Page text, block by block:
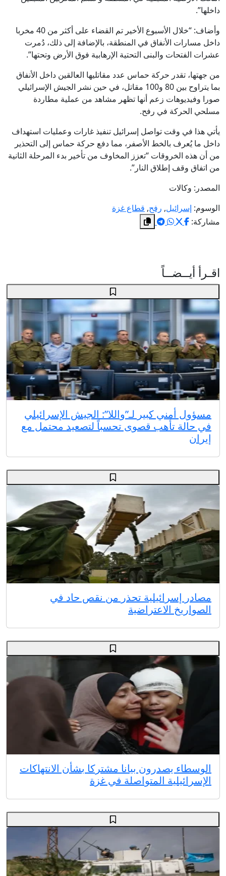
داخلها”.
وأضاف: “خلال الأسبوع الأخير تم القضاء على أكثر من 40 مخربا
داخل مسارات الأنفاق في المنطقة، بالإضافة إلى ذلك، دُمرت
عشرات الفتحات والبنى التحتية الإرهابية فوق الأرض وتحتها”.
من جهتها، تقدر حركة حماس عدد مقاتليها العالقين داخل الأنفاق
بما يتراوح بين 80 و100 مقاتل، في حين نشر الجيش الإسرائيلي
صورا وفيديوهات زعم أنها تظهر مشاهد من عملية مطاردة
مسلحي الحركة في رفح.
يأتي هذا في وقت تواصل إسرائيل تنفيذ غارات وعمليات استهداف
داخل ما يُعرف بالخط الأصفر، مما دفع حركة حماس إلى التحذير
من أن هذه الخروقات “تعزز المخاوف من تأخير بدء المرحلة الثانية
من اتفاق وقف إطلاق النار”.
المصدر: وكالات
الوسوم: إسرائيل, رفح, قطاع غزة
مشاركة:
اقـرأ أيــضــاً
مسؤول أمني كبير لـ”واللا”: الجيش الإسرائيلي
في حالة تأهب قصوى تحسباً لتصعيد محتمل مع
إيران
مصادر إسرائيلية تحذر من نقص حاد في
الصواريخ الاعتراضية
الوسطاء يصدرون بيانا مشتركا بشأن الانتهاكات
الإسرائيلية المتواصلة في غزة